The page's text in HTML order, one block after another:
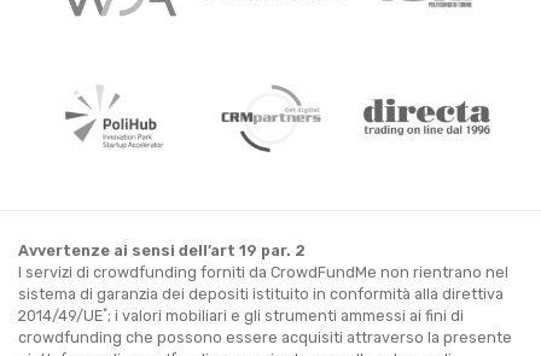
Avvertenze ai sensi dell’art 19 par. 2
I servizi di crowdfunding forniti da CrowdFundMe non rientrano nel
sistema di garanzia dei depositi istituito in conformità alla direttiva
2014/49/UE*; i valori mobiliari e gli strumenti ammessi ai fini di
crowdfunding che possono essere acquisiti attraverso la presente